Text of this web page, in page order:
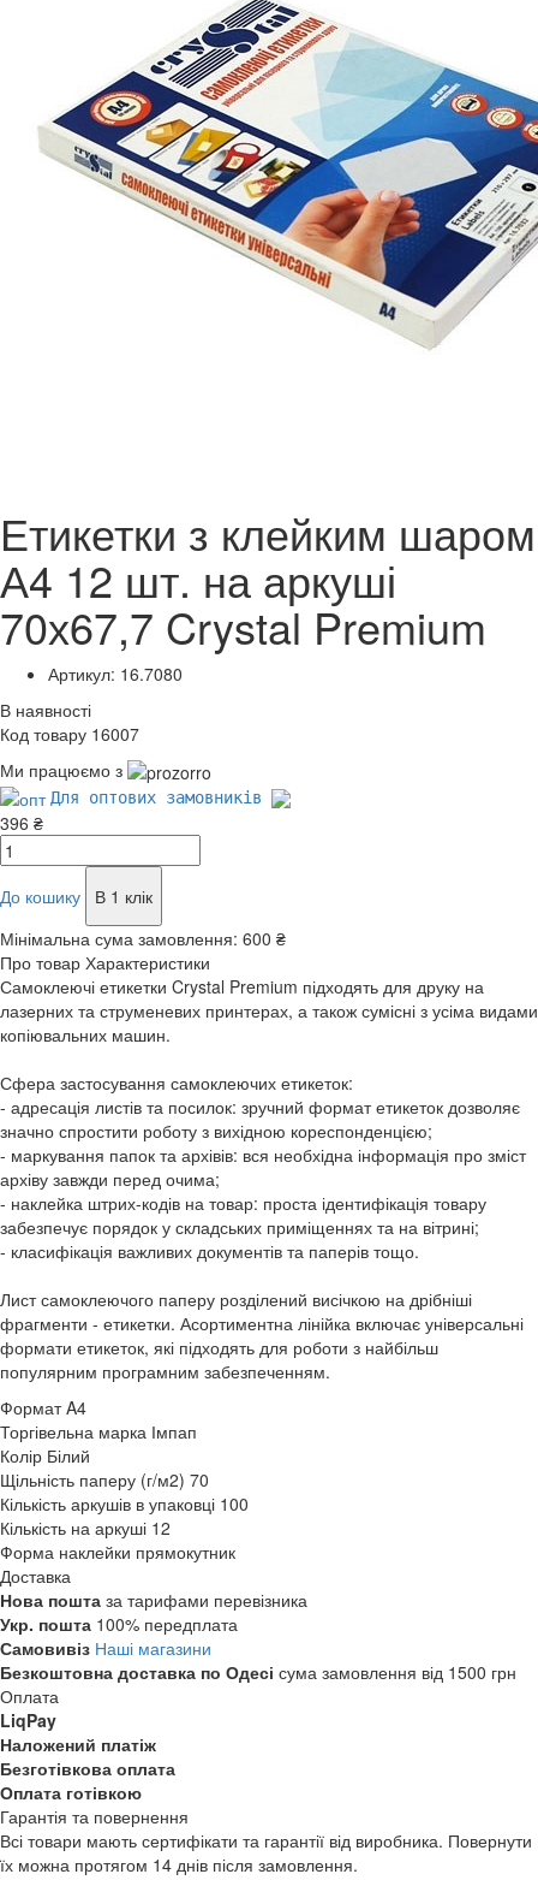
Етикетки з клейким шаром
А4 12 шт. на аркуші
70х67,7 Crystal Premium
Артикул: 16.7080
В наявності
Код товару 16007
Ми працюємо з
Для оптових замовників
396 ₴
До кошику
В 1 клік
Мінімальна сума замовлення: 600 ₴
Про товар Характеристики
Самоклеючі етикетки Crystal Premium підходять для друку на
лазерних та струменевих принтерах, а також сумісні з усіма видами
копіювальних машин.
Сфера застосування самоклеючих етикеток:
- адресація листів та посилок: зручний формат етикеток дозволяє
значно спростити роботу з вихідною кореспонденцією;
- маркування папок та архівів: вся необхідна інформація про зміст
архіву завжди перед очима;
- наклейка штрих-кодів на товар: проста ідентифікація товару
забезпечує порядок у складських приміщеннях та на вітрині;
- класифікація важливих документів та паперів тощо.
Лист самоклеючого паперу розділений висічкою на дрібніші
фрагменти - етикетки. Асортиментна лінійка включає універсальні
формати етикеток, які підходять для роботи з найбільш
популярним програмним забезпеченням.
Формат A4
Торгівельна марка Імпап
Колір Білий
Щільність паперу (г/м2) 70
Кількість аркушів в упаковці 100
Кількість на аркуші 12
Форма наклейки прямокутник
Доставка
Нова пошта за тарифами перевізника
Укр. пошта 100% передплата
Самовивіз Наші магазини
Безкоштовна доставка по Одесі сума замовлення від 1500 грн
Оплата
LiqPay
Наложений платіж
Безготівкова оплата
Оплата готівкою
Гарантія та повернення
Всі товари мають сертифікати та гарантії від виробника. Повернути
їх можна протягом 14 днів після замовлення.